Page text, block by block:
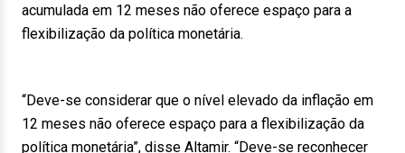
acumulada em 12 meses não oferece espaço para a
flexibilização da política monetária.
“Deve-se considerar que o nível elevado da inflação em
12 meses não oferece espaço para a flexibilização da
política monetária”, disse Altamir. “Deve-se reconhecer